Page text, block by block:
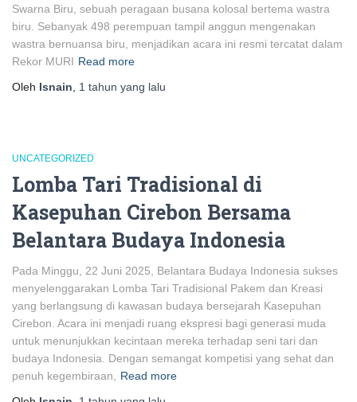
Swarna Biru, sebuah peragaan busana kolosal bertema wastra
biru. Sebanyak 498 perempuan tampil anggun mengenakan
wastra bernuansa biru, menjadikan acara ini resmi tercatat dalam
Rekor MURI Read more
Oleh Isnain 1 tahun yang lalu
UNCATEGORIZED
Lomba Tari Tradisional di
Kasepuhan Cirebon Bersama
Belantara Budaya Indonesia
Pada Minggu, 22 Juni 2025, Belantara Budaya Indonesia sukses
menyelenggarakan Lomba Tari Tradisional Pakem dan Kreasi
yang berlangsung di kawasan budaya bersejarah Kasepuhan
Cirebon. Acara ini menjadi ruang ekspresi bagi generasi muda
untuk menunjukkan kecintaan mereka terhadap seni tari dan
budaya Indonesia. Dengan semangat kompetisi yang sehat dan
penuh kegembiraan,
Read more